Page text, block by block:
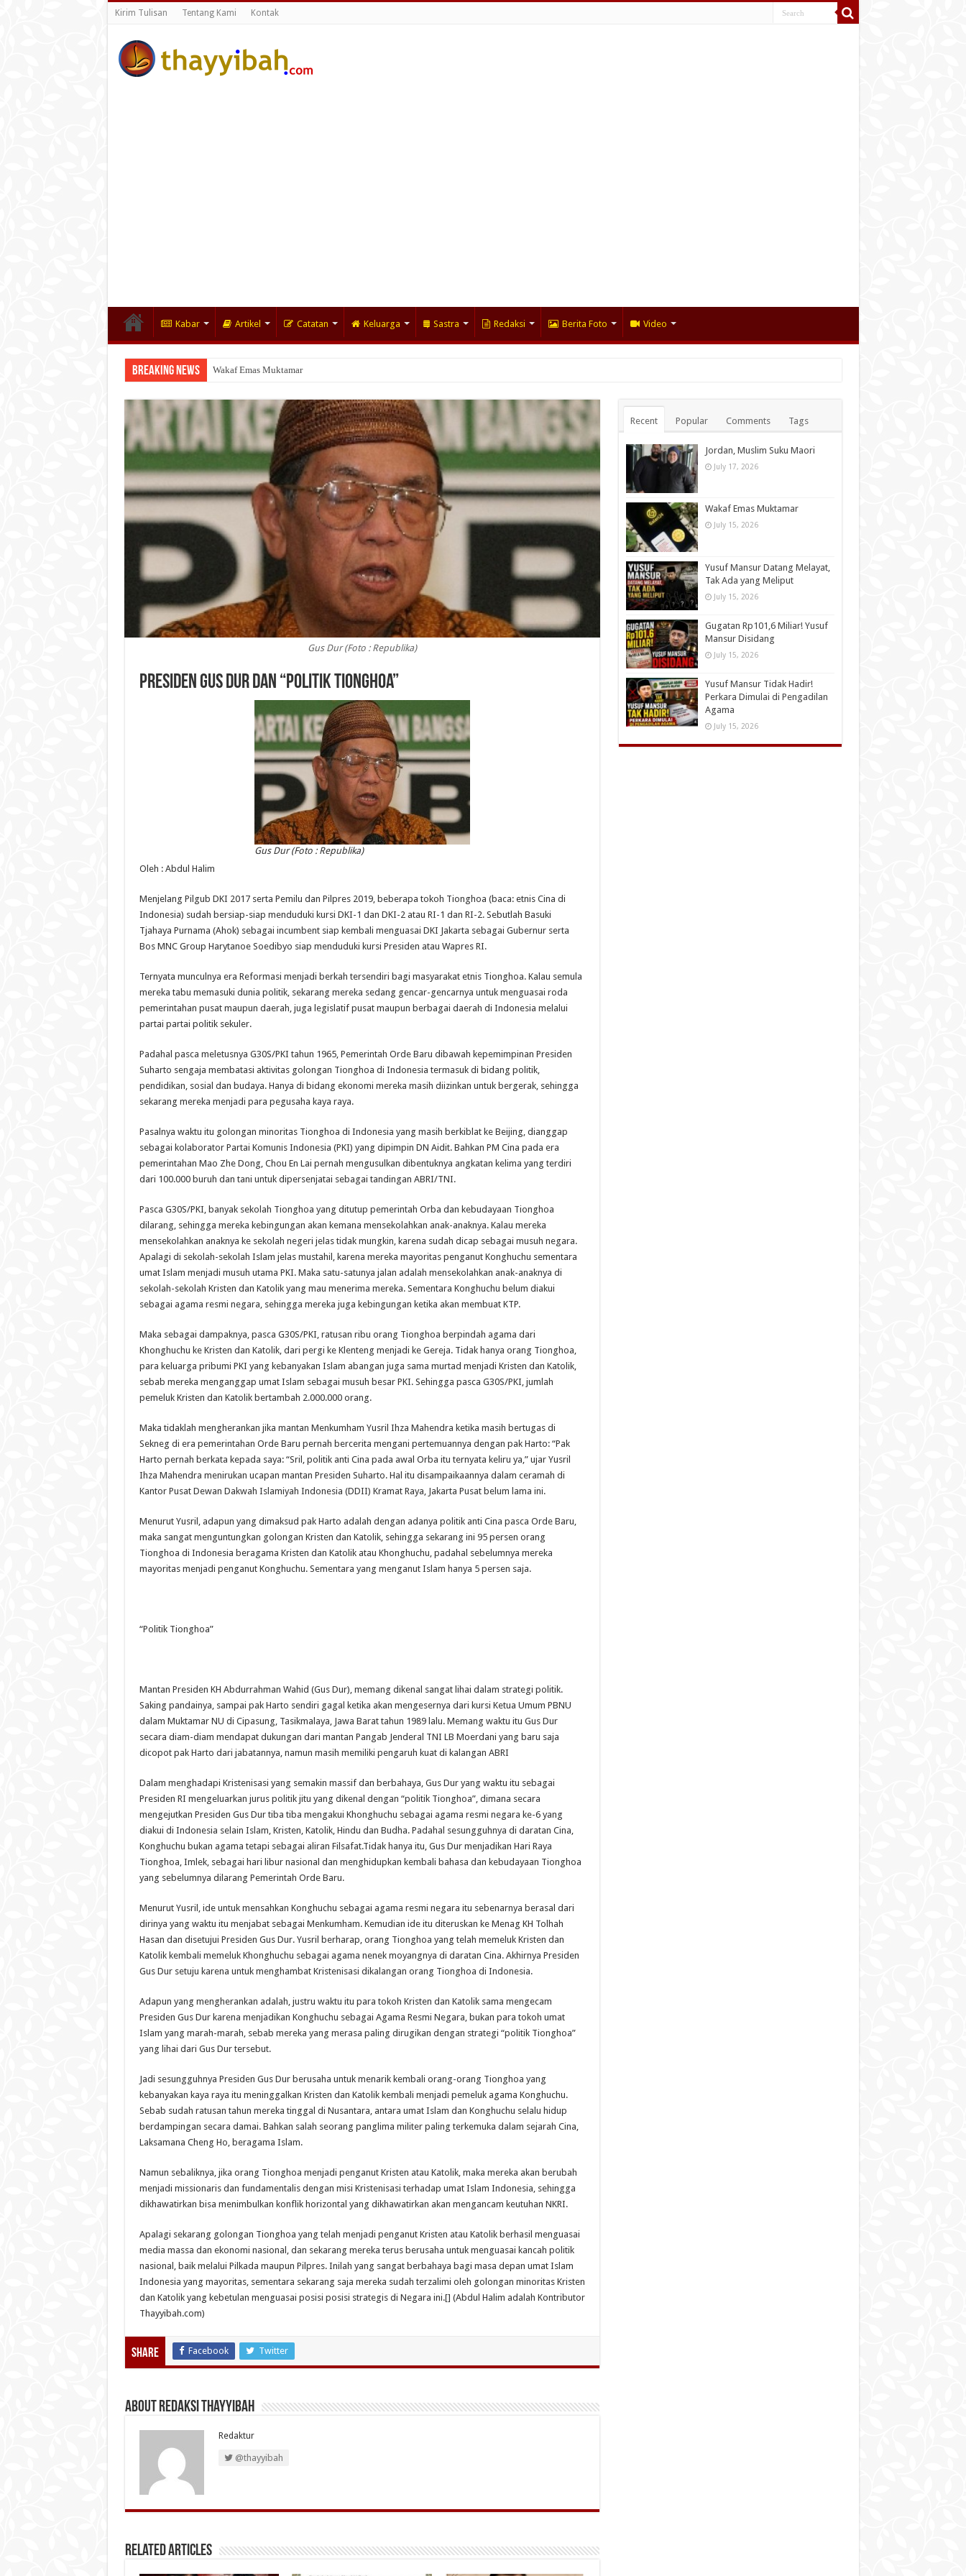
Kirim Tulisan Tentang Kami Kontak
Kabar Artikel Catatan Keluarga Sastra Redaksi Berita Foto Video
Breaking News Wakaf Emas Muktamar
Gus Dur (Foto : Republika)
Presiden Gus Dur dan “Politik Tionghoa”
Gus Dur (Foto : Republika)
Oleh : Abdul Halim
Menjelang Pilgub DKI 2017 serta Pemilu dan Pilpres 2019, beberapa tokoh Tionghoa (baca: etnis Cina di
Indonesia) sudah bersiap-siap menduduki kursi DKI-1 dan DKI-2 atau RI-1 dan RI-2. Sebutlah Basuki
Tjahaya Purnama (Ahok) sebagai incumbent siap kembali menguasai DKI Jakarta sebagai Gubernur serta
Bos MNC Group Harytanoe Soedibyo siap menduduki kursi Presiden atau Wapres RI.
Ternyata munculnya era Reformasi menjadi berkah tersendiri bagi masyarakat etnis Tionghoa. Kalau semula
mereka tabu memasuki dunia politik, sekarang mereka sedang gencar-gencarnya untuk menguasai roda
pemerintahan pusat maupun daerah, juga legislatif pusat maupun berbagai daerah di Indonesia melalui
partai partai politik sekuler.
Padahal pasca meletusnya G30S/PKI tahun 1965, Pemerintah Orde Baru dibawah kepemimpinan Presiden
Suharto sengaja membatasi aktivitas golongan Tionghoa di Indonesia termasuk di bidang politik,
pendidikan, sosial dan budaya. Hanya di bidang ekonomi mereka masih diizinkan untuk bergerak, sehingga
sekarang mereka menjadi para pegusaha kaya raya.
Pasalnya waktu itu golongan minoritas Tionghoa di Indonesia yang masih berkiblat ke Beijing, dianggap
sebagai kolaborator Partai Komunis Indonesia (PKI) yang dipimpin DN Aidit. Bahkan PM Cina pada era
pemerintahan Mao Zhe Dong, Chou En Lai pernah mengusulkan dibentuknya angkatan kelima yang terdiri
dari 100.000 buruh dan tani untuk dipersenjatai sebagai tandingan ABRI/TNI.
Pasca G30S/PKI, banyak sekolah Tionghoa yang ditutup pemerintah Orba dan kebudayaan Tionghoa
dilarang, sehingga mereka kebingungan akan kemana mensekolahkan anak-anaknya. Kalau mereka
mensekolahkan anaknya ke sekolah negeri jelas tidak mungkin, karena sudah dicap sebagai musuh negara.
Apalagi di sekolah-sekolah Islam jelas mustahil, karena mereka mayoritas penganut Konghuchu sementara
umat Islam menjadi musuh utama PKI. Maka satu-satunya jalan adalah mensekolahkan anak-anaknya di
sekolah-sekolah Kristen dan Katolik yang mau menerima mereka. Sementara Konghuchu belum diakui
sebagai agama resmi negara, sehingga mereka juga kebingungan ketika akan membuat KTP.
Maka sebagai dampaknya, pasca G30S/PKI, ratusan ribu orang Tionghoa berpindah agama dari
Khonghuchu ke Kristen dan Katolik, dari pergi ke Klenteng menjadi ke Gereja. Tidak hanya orang Tionghoa,
para keluarga pribumi PKI yang kebanyakan Islam abangan juga sama murtad menjadi Kristen dan Katolik,
sebab mereka menganggap umat Islam sebagai musuh besar PKI. Sehingga pasca G30S/PKI, jumlah
pemeluk Kristen dan Katolik bertambah 2.000.000 orang.
Maka tidaklah mengherankan jika mantan Menkumham Yusril Ihza Mahendra ketika masih bertugas di
Sekneg di era pemerintahan Orde Baru pernah bercerita mengani pertemuannya dengan pak Harto: “Pak
Harto pernah berkata kepada saya: “Sril, politik anti Cina pada awal Orba itu ternyata keliru ya,” ujar Yusril
Ihza Mahendra menirukan ucapan mantan Presiden Suharto. Hal itu disampaikaannya dalam ceramah di
Kantor Pusat Dewan Dakwah Islamiyah Indonesia (DDII) Kramat Raya, Jakarta Pusat belum lama ini.
Menurut Yusril, adapun yang dimaksud pak Harto adalah dengan adanya politik anti Cina pasca Orde Baru,
maka sangat menguntungkan golongan Kristen dan Katolik, sehingga sekarang ini 95 persen orang
Tionghoa di Indonesia beragama Kristen dan Katolik atau Khonghuchu, padahal sebelumnya mereka
mayoritas menjadi penganut Konghuchu. Sementara yang menganut Islam hanya 5 persen saja.
“Politik Tionghoa”
Mantan Presiden KH Abdurrahman Wahid (Gus Dur), memang dikenal sangat lihai dalam strategi politik.
Saking pandainya, sampai pak Harto sendiri gagal ketika akan mengesernya dari kursi Ketua Umum PBNU
dalam Muktamar NU di Cipasung, Tasikmalaya, Jawa Barat tahun 1989 lalu. Memang waktu itu Gus Dur
secara diam-diam mendapat dukungan dari mantan Pangab Jenderal TNI LB Moerdani yang baru saja
dicopot pak Harto dari jabatannya, namun masih memiliki pengaruh kuat di kalangan ABRI
Dalam menghadapi Kristenisasi yang semakin massif dan berbahaya, Gus Dur yang waktu itu sebagai
Presiden RI mengeluarkan jurus politik jitu yang dikenal dengan “politik Tionghoa”, dimana secara
mengejutkan Presiden Gus Dur tiba tiba mengakui Khonghuchu sebagai agama resmi negara ke-6 yang
diakui di Indonesia selain Islam, Kristen, Katolik, Hindu dan Budha. Padahal sesungguhnya di daratan Cina,
Konghuchu bukan agama tetapi sebagai aliran Filsafat.Tidak hanya itu, Gus Dur menjadikan Hari Raya
Tionghoa, Imlek, sebagai hari libur nasional dan menghidupkan kembali bahasa dan kebudayaan Tionghoa
yang sebelumnya dilarang Pemerintah Orde Baru.
Menurut Yusril, ide untuk mensahkan Konghuchu sebagai agama resmi negara itu sebenarnya berasal dari
dirinya yang waktu itu menjabat sebagai Menkumham. Kemudian ide itu diteruskan ke Menag KH Tolhah
Hasan dan disetujui Presiden Gus Dur. Yusril berharap, orang Tionghoa yang telah memeluk Kristen dan
Katolik kembali memeluk Khonghuchu sebagai agama nenek moyangnya di daratan Cina. Akhirnya Presiden
Gus Dur setuju karena untuk menghambat Kristenisasi dikalangan orang Tionghoa di Indonesia.
Adapun yang mengherankan adalah, justru waktu itu para tokoh Kristen dan Katolik sama mengecam
Presiden Gus Dur karena menjadikan Konghuchu sebagai Agama Resmi Negara, bukan para tokoh umat
Islam yang marah-marah, sebab mereka yang merasa paling dirugikan dengan strategi “politik Tionghoa”
yang lihai dari Gus Dur tersebut.
Jadi sesungguhnya Presiden Gus Dur berusaha untuk menarik kembali orang-orang Tionghoa yang
kebanyakan kaya raya itu meninggalkan Kristen dan Katolik kembali menjadi pemeluk agama Konghuchu.
Sebab sudah ratusan tahun mereka tinggal di Nusantara, antara umat Islam dan Konghuchu selalu hidup
berdampingan secara damai. Bahkan salah seorang panglima militer paling terkemuka dalam sejarah Cina,
Laksamana Cheng Ho, beragama Islam.
Namun sebaliknya, jika orang Tionghoa menjadi penganut Kristen atau Katolik, maka mereka akan berubah
menjadi missionaris dan fundamentalis dengan misi Kristenisasi terhadap umat Islam Indonesia, sehingga
dikhawatirkan bisa menimbulkan konflik horizontal yang dikhawatirkan akan mengancam keutuhan NKRI.
Apalagi sekarang golongan Tionghoa yang telah menjadi penganut Kristen atau Katolik berhasil menguasai
media massa dan ekonomi nasional, dan sekarang mereka terus berusaha untuk menguasai kancah politik
nasional, baik melalui Pilkada maupun Pilpres. Inilah yang sangat berbahaya bagi masa depan umat Islam
Indonesia yang mayoritas, sementara sekarang saja mereka sudah terzalimi oleh golongan minoritas Kristen
dan Katolik yang kebetulan menguasai posisi posisi strategis di Negara ini.[] (Abdul Halim adalah Kontributor
Thayyibah.com)
Share Facebook Twitter
About Redaksi Thayyibah
Redaktur
@thayyibah
Related Articles
Recent Popular Comments Tags
Jordan, Muslim Suku Maori
July 17, 2026
Wakaf Emas Muktamar
July 15, 2026
Yusuf Mansur Datang Melayat,
Tak Ada yang Meliput
July 15, 2026
Gugatan Rp101,6 Miliar! Yusuf
Mansur Disidang
July 15, 2026
Yusuf Mansur Tidak Hadir!
Perkara Dimulai di Pengadilan
Agama
July 15, 2026